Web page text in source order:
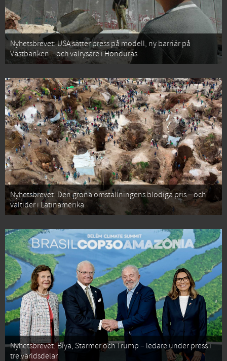
Nyhetsbrevet: USA sätter press på modell, ny barriär på
Västbanken – och valrysare i Honduras
Nyhetsbrevet: Den gröna omställningens blodiga pris – och
valtider i Latinamerika
Nyhetsbrevet: Biya, Starmer och Trump – ledare under press i
tre världsdelar